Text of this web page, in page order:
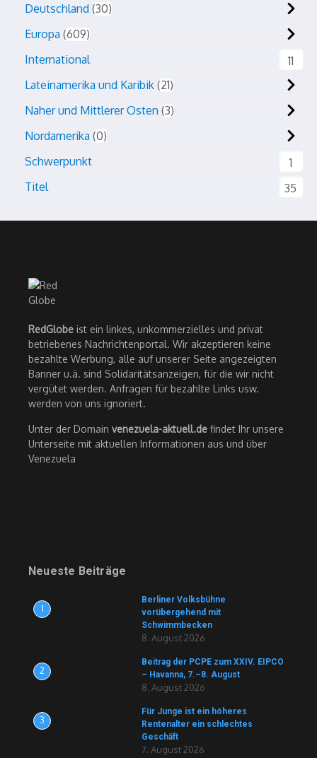
Deutschland 30
Europa 609
International
11
Lateinamerika und Karibik 21
Naher und Mittlerer Osten 3
Nordamerika 0
Schwerpunkt
1
Titel
35
RedGlobe ist ein linkes, unkommerzielles und privat
betriebenes Nachrichtenportal. Wir akzeptieren keine
bezahlte Werbung, alle auf unserer Seite angezeigten
Banner u.ä. sind Solidaritätsanzeigen, für die wir nicht
vergütet werden. Anfragen für bezahlte Links usw.
werden von uns ignoriert.
Unter der Domain venezuela-aktuell.de findet Ihr unsere
Unterseite mit aktuellen Informationen aus und über
Venezuela
Neueste Beiträge
1
Berliner Volksbühne
vorübergehend mit
Schwimmbecken
8. August 2026
2
Beitrag der PCPE zum XXIV. EIPCO
– Havanna, 7.–8. August
8. August 2026
3
Für Junge ist ein höheres
Rentenalter ein schlechtes
Geschäft
7. August 2026